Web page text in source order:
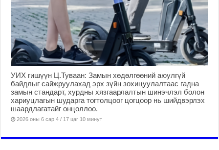
УИХ гишүүн Ц.Туваан: Замын хөдөлгөөний аюулгүй
байдлыг сайжруулахад эрх зүйн зохицуулалтаас гадна
замын стандарт, хурдны хязгаарлалтын шинэчлэл болон
хариуцлагын шударга тогтолцоог цогцоор нь шийдвэрлэх
шаардлагатайг онцоллоо.
2026 оны 6 сар 4 / 17 цаг 10 минут